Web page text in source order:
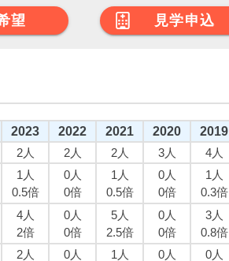
望 見学申込
2023 2022 2021 2020 2019
2人 2人 2人 3人 4人
1人
0.5倍
0人
0倍
1人
0.5倍
0人
0倍
1人
0.3倍
4人
2倍
0人
0倍
5人
2.5倍
0人
0倍
3人
0.8倍
2人 0人 1人 0人 0人